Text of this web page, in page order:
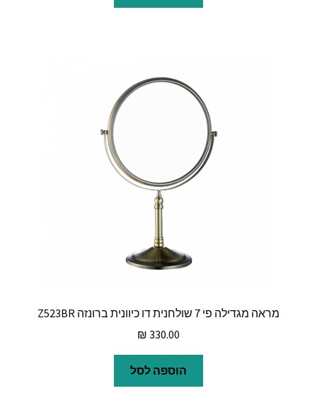
מראה מגדילה פי 7 שולחנית דו כיוונית ברונזה Z523BR
₪ 330.00
הוספה לסל